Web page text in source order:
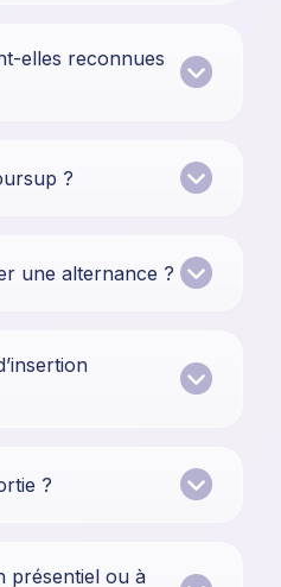
elles reconnues
?
une alternance ?
?
présentiel ou à